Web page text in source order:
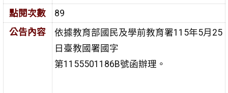
點閱次數
89
公告內容
依據教育部國民及學前教育署115年5月25
日臺教國署國字
第1155501186B號函辦理。